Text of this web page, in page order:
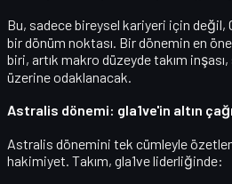
Bu, sadece bireysel kariyeri için değil,
bir dönüm noktası. Bir dönemin en
biri, artık makro düzeyde takım
üzerine odaklanacak.
Astralis dönemi: gla1ve'in altın çağı
Astralis dönemini tek cümleyle
hakimiyet. Takım, gla1ve liderliğinde: